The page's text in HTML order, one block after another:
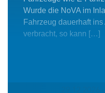
Wurde die NoVA im
Fahrzeug dauerhaft
verbracht, so kann […]
15.05.2026,